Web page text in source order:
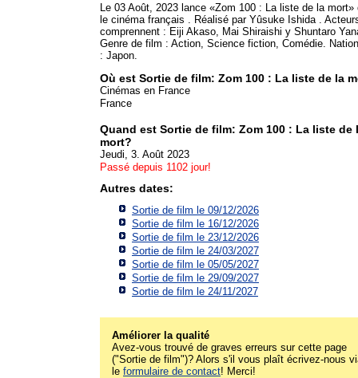
Le 03 Août, 2023 lance «Zom 100 : La liste de la mort»
le cinéma français . Réalisé par Yûsuke Ishida .
comprennent : Eiji Akaso, Mai Shiraishi y Shuntaro
Genre de film : Action, Science fiction, Comédie.
: Japon.
Où est Sortie de film: Zom 100 : La liste de la
Cinémas en France
France
Quand est Sortie de film: Zom 100 : La liste de
mort?
Jeudi, 3. Août 2023
Passé depuis 1102 jour!
Autres dates:
Sortie de film le 09/12/2026
Sortie de film le 16/12/2026
Sortie de film le 23/12/2026
Sortie de film le 24/03/2027
Sortie de film le 05/05/2027
Sortie de film le 29/09/2027
Sortie de film le 24/11/2027
Améliorer la qualité
Avez-vous trouvé de graves erreurs sur cette page
("Sortie de film")? Alors s'il vous plaît écrivez-nous
le formulaire de contact! Merci!